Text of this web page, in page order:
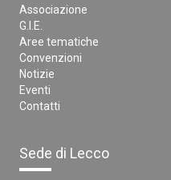
Associazione
G.I.E.
Aree tematiche
Convenzioni
Notizie
Eventi
Contatti
Sede di Lecco